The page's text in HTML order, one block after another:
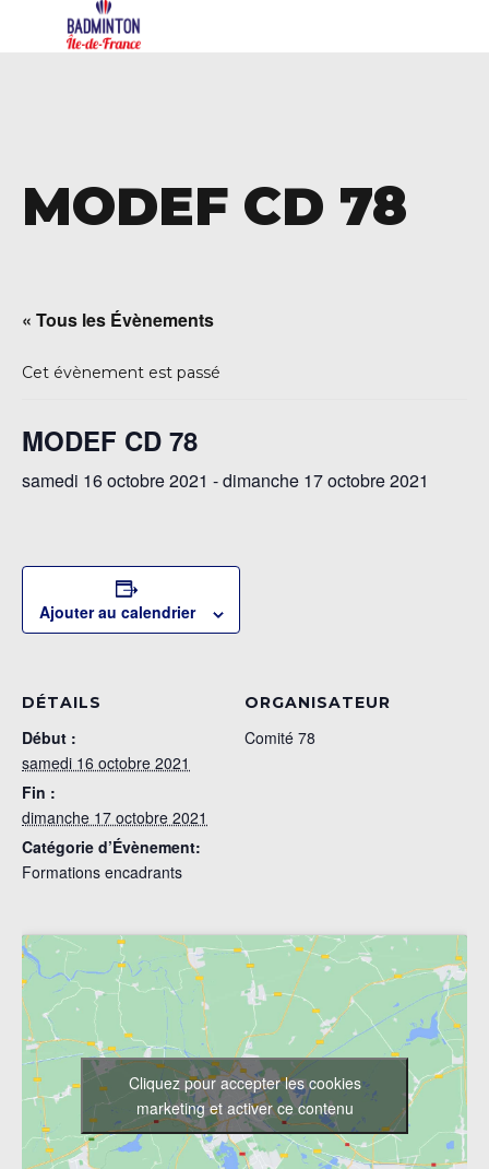
MODEF CD 78
« Tous les Évènements
Cet évènement est passé
MODEF CD 78
samedi 16 octobre 2021 -dimanche 17 octobre 2021
Ajouter au calendrier
DÉTAILS
Début :
samedi 16 octobre 2021
Fin :
dimanche 17 octobre 2021
Catégorie d’Évènement:
Formations encadrants
ORGANISATEUR
Comité 78
Cliquez pour accepter les cookies
marketing et activer ce contenu